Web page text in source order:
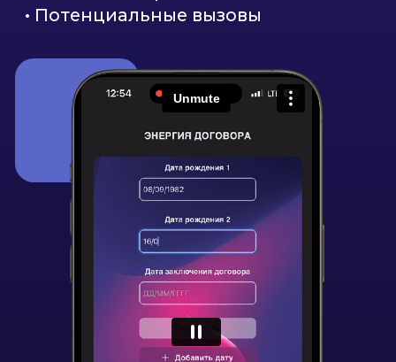
О Создателях